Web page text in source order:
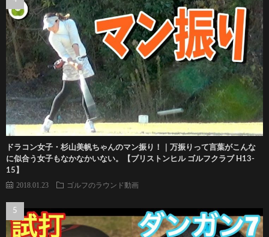
ドラコン女子・杉山美帆ちゃんのマン振り！｜万振りって言葉がこんな
に似合う女子もなかなかいない。【ブリストンヒル ゴルフクラブ H13-
15】
2018.01.23 ゴルフのラウンド動画